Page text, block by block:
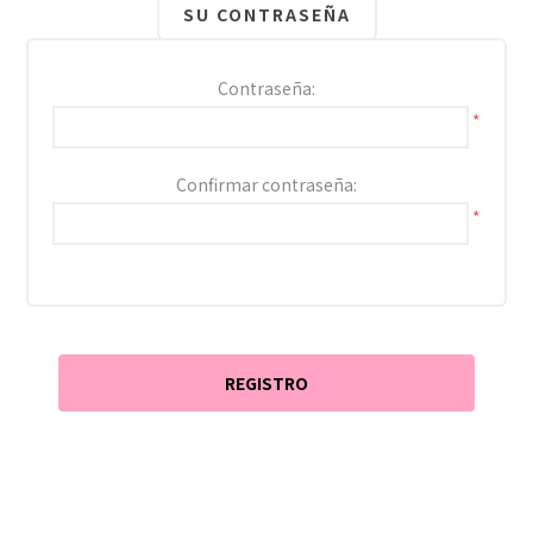
SU CONTRASEÑA
Contraseña:
*
Confirmar contraseña:
*